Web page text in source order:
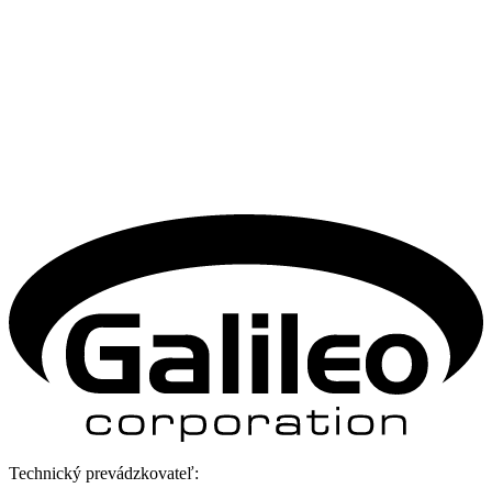
Technický prevádzkovateľ: